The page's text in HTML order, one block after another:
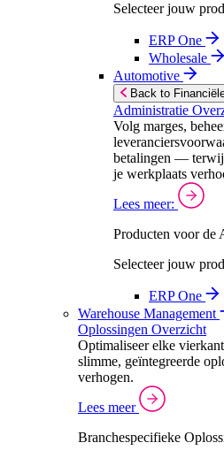
Selecteer jouw
ERP One
Wholesale
Automotive
Back to
Administratie
Volg marges,
betalingen —
je werkplaats
Lees meer:
Producten voor de
Selecteer jouw
ERP One
Warehouse Management
Oplossingen Overzicht
Optimaliseer elke
slimme, geïntegreerde
verhogen.
Lees meer
Branchespecifieke